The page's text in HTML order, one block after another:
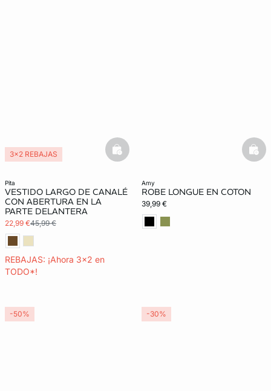
pita
VESTIDO LARGO DE CANALÉ
CON ABERTURA EN LA
PARTE DELANTERA
22,99 €45,99 €
REBAJAS: ¡Ahora 3x2 en
TODO*!
3x2 REBAJAS basketfull
amy
ROBE LONGUE EN COTON
39,99 €
-50% -30%